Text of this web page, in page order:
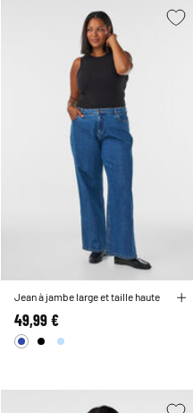
Jean à jambe large et taille haute
49,99 €